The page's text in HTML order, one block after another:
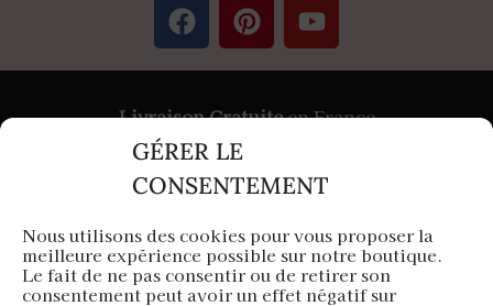
GÉRER LE
CONSENTEMENT
Nous utilisons des cookies pour vous proposer la
meilleure expérience possible sur notre boutique.
Le fait de ne pas consentir ou de retirer son
consentement peut avoir un effet négatif sur
Livraison Gratuiteen France
PaiementSécurisépar Stripe &
Aura Capillaire est une entreprise française